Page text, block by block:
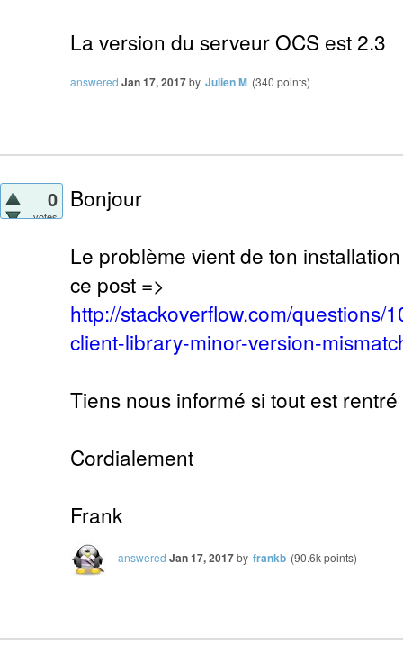
La version du serveur OCS est 2.3
answered Jan 17, 2017by Julien M (340 points)
0
votes
Bonjour
Le problème vient de ton
ce post =>
http://stackoverflow.com/questions/
client-library-minor-version-
Tiens nous informé si tout est
Cordialement
Frank
answered Jan 17, 2017by frankb (90.6kpoints)